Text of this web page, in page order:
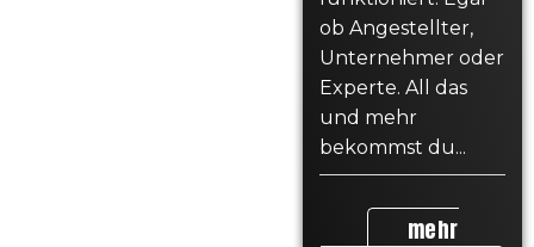
ob Angestellter,
Unternehmer oder
Experte. All das
und mehr
bekommst du...
mehr